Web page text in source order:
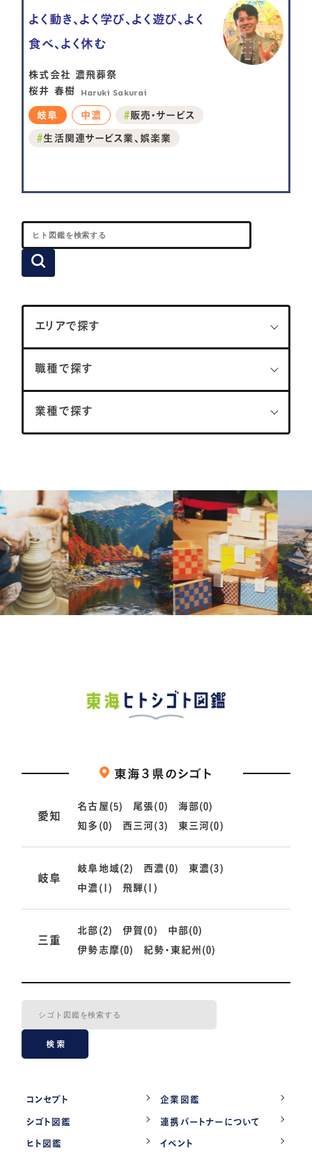
よく動き、よく学び、よく遊び、よく
食べ、よく休む
株式会社 濃飛葬祭
桜井 春樹
Haruki Sakurai
岐阜 中濃 販売・サービス
生活関連サービス業、娯楽業
エリアで探す
職種で探す
業種で探す
東海３県のシゴト
愛知
名古屋(5) 尾張(0)
海部(0)
知多(0)
西三河(3) 東三河(0)
岐阜
岐阜地域(2) 西濃(0)
東濃(3)
中濃(1)
飛騨(1)
三重
北部(2) 伊賀(0)
中部(0)
伊勢志摩(0)
紀勢・東紀州(0)
検索
コンセプト 企業図鑑
シゴト図鑑 連携パートナーについて
ヒト図鑑 イベント